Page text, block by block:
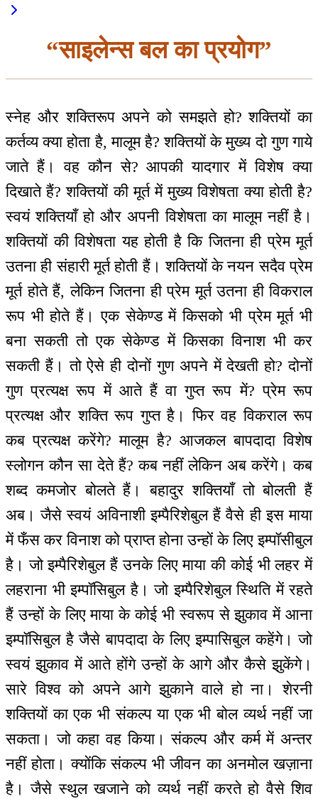
“साइलेन्स बल का प्रयोग”
स्नेह और शक्तिरूप अपने को समझते हो? शक्तियों का
कर्तव्य क्या होता है, मालूम है? शक्तियों के मुख्य दो गुण गाये
जाते हैं। वह कौन से? आपकी यादगार में विशेष क्या
दिखाते हैं? शक्तियों की मूर्त में मुख्य विशेषता क्या होती है?
स्वयं शक्तियाँ हो और अपनी विशेषता का मालूम नहीं है।
शक्तियों की विशेषता यह होती है कि जितना ही प्रेम मूर्त
उतना ही संहारी मूर्त होती हैं। शक्तियों के नयन सदैव प्रेम
मूर्त होते हैं, लेकिन जितना ही प्रेम मूर्त उतना ही विकराल
रूप भी होते हैं। एक सेकेण्ड में किसको भी प्रेम मूर्त भी
बना सकती तो एक सेकेण्ड में किसका विनाश भी कर
सकती हैं। तो ऐसे ही दोनों गुण अपने में देखती हो? दोनों
गुण प्रत्यक्ष रूप में आते हैं वा गुप्त रूप में? प्रेम रूप
प्रत्यक्ष और शक्ति रूप गुप्त है। फिर वह विकराल रूप
कब प्रत्यक्ष करेंगे? मालूम है? आजकल बापदादा विशेष
स्लोगन कौन सा देते हैं? कब नहीं लेकिन अब करेंगे। कब
शब्द कमजोर बोलते हैं। बहादुर शक्तियाँ तो बोलती हैं
अब। जैसे स्वयं अविनाशी इम्पैरिशेबुल हैं वैसे ही इस माया
में फँस कर विनाश को प्राप्त होना उन्हों के लिए इम्पॉसीबुल
है। जो इम्पैरिशेबुल हैं उनके लिए माया की कोई भी लहर में
लहराना भी इम्पॉसिबुल है। जो इम्पैरिशेबुल स्थिति में रहते
हैं उन्हों के लिए माया के कोई भी स्वरूप से झुकाव में आना
इम्पॉसिबुल है जैसे बापदादा के लिए इम्पासिबुल कहेंगे। जो
स्वयं झुकाव में आते होंगे उन्हों के आगे और कैसे झुकेंगे।
सारे विश्व को अपने आगे झुकाने वाले हो ना। शेरनी
शक्तियों का एक भी संकल्प या एक भी बोल व्यर्थ नहीं जा
सकता। जो कहा वह किया। संकल्प और कर्म में अन्तर
नहीं होता। क्योंकि संकल्प भी जीवन का अनमोल खज़ाना
है। जैसे स्थुल खजाने को व्यर्थ नहीं करते हो वैसे शिव